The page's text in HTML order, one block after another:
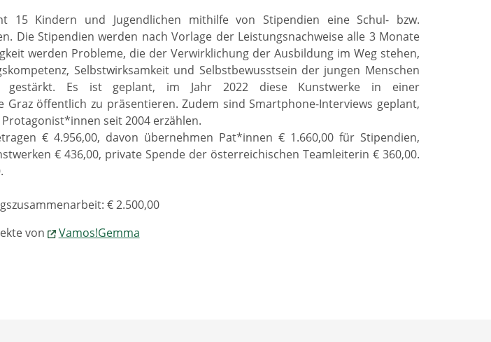
15 Kindern und Jugendlichen mithilfe von Stipendien eine Schul- bzw.
Die Stipendien werden nach Vorlage der Leistungsnachweise alle 3 Monate
werden Probleme, die der Verwirklichung der Ausbildung im Weg stehen,
Selbstwirksamkeit und Selbstbewusstsein der jungen Menschen
gestärkt. Es ist geplant, im Jahr 2022 diese Kunstwerke in einer
Graz öffentlich zu präsentieren. Zudem sind Smartphone-Interviews geplant,
seit 2004 erzählen.
€ 4.956,00, davon übernehmen Pat*innen € 1.660,00 für Stipendien,
€ 436,00, private Spende der österreichischen Teamleiterin € 360,00.
€ 2.500,00
von
Vamos!Gemma